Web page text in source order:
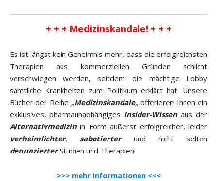
+ + + Medizinskandale! + + +
Es ist längst kein Geheimnis mehr, dass die erfolgreichsten
Therapien aus kommerziellen Gründen schlicht
verschwiegen werden, seitdem die mächtige Lobby
sämtliche Krankheiten zum Politikum erklärt hat. Unsere
Bücher der Reihe „Medizinskandale„ offerieren Ihnen ein
exklusives, pharmaunabhängiges Insider-Wissenaus der
Alternativmedizinin Form äußerst erfolgreicher, leider
verheimlichter, sabotierterund nicht selten
denunzierter Studien und Therapien!
>>> mehr Informationen <<<